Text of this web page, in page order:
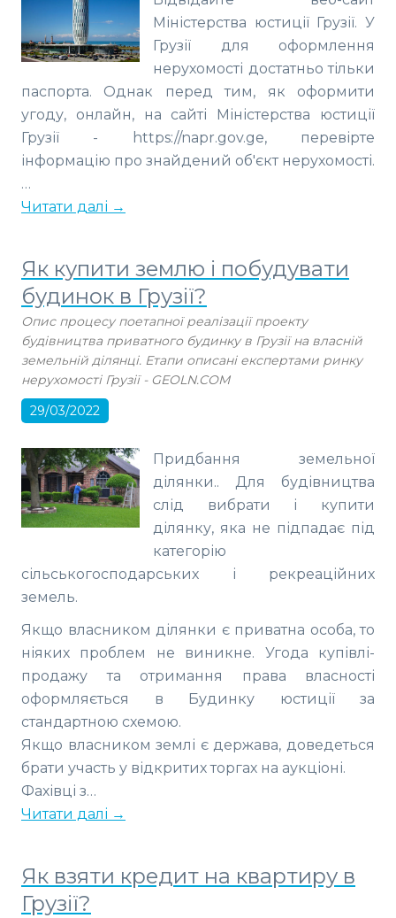
Міністерства юстиції Грузії. У
Грузії для оформлення
нерухомості достатньо тільки
паспорта. Однак перед тим, як оформити
угоду, онлайн, на сайті Міністерства юстиції
Грузії - https://napr.gov.ge, перевірте
інформацію про знайдений об'єкт нерухомості.
…
Читати далі →
Як купити землю і побудувати
будинок в Грузії?
Опис процесу поетапної реалізації проекту
будівництва приватного будинку в Грузії на власній
земельній ділянці. Етапи описані експертами ринку
нерухомості Грузії - GEOLN.COM
29/03/2022
Придбання земельної
ділянки.. Для будівництва
слід вибрати і купити
ділянку, яка не підпадає під
категорію
сільськогосподарських і рекреаційних
земель.
Якщо власником ділянки є приватна особа, то
ніяких проблем не виникне. Угода купівлі-
продажу та отримання права власності
оформляється в Будинку юстиції за
стандартною схемою.
Якщо власником землі є держава, доведеться
брати участь у відкритих торгах на аукціоні.
Фахівці з…
Читати далі →
Як взяти кредит на квартиру в
Грузії?